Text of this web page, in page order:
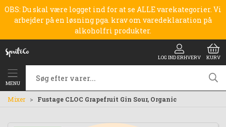
OBS: Du skal være logget ind for at se ALLE varekategorier. Vi
arbejder på en løsning pga. krav om varedeklaration på
alkoholfri produkter.
LOG IND ERHVERV KURV
MENU
Mixer Fustage CLOC Grapefruit Gin Sour, Organic